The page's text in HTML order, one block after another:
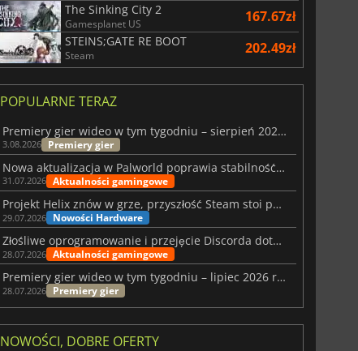
The Sinking City 2
Gamesplanet US 167.67zł
STEINS;GATE RE BOOT
Steam 202.49zł
POPULARNE TERAZ
Premiery gier wideo w tym tygodniu – sierpień 2026 r. (32. tydzień)
3.08.2026 Premiery gier
Nowa aktualizacja w Palworld poprawia stabilność Sunreach i walk z bossami
31.07.2026 Aktualności gamingowe
Projekt Helix znów w grze, przyszłość Steam stoi pod znakiem zapytania
29.07.2026 Nowości Hardware
Złośliwe oprogramowanie i przejęcie Discorda dotknęły Meccha Chameleon
28.07.2026 Aktualności gamingowe
Premiery gier wideo w tym tygodniu – lipiec 2026 r. (tydzień 31)
28.07.2026 Premiery gier
NOWOŚCI, DOBRE OFERTY